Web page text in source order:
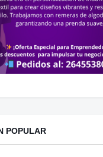
POPULAR